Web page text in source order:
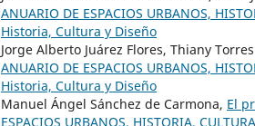
ANUARIO DE ESPACIOS URBANOS,
Historia, Cultura y Diseño
Jorge Alberto Juárez Flores, Thiany
ANUARIO DE ESPACIOS URBANOS,
Historia, Cultura y Diseño
Manuel Ángel Sánchez de Carmona, El
ESPACIOS URBANOS, HISTORIA,